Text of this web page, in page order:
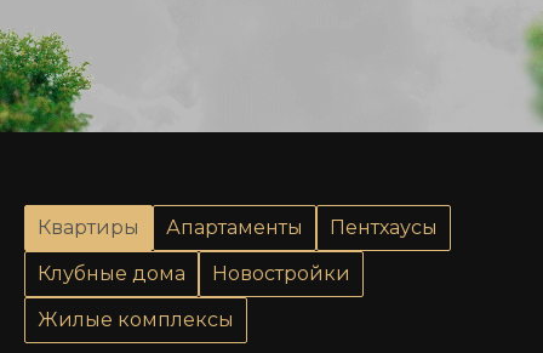
Квартиры Апартаменты
Пентхаусы
Клубные дома
Новостройки
Жилые комплексы